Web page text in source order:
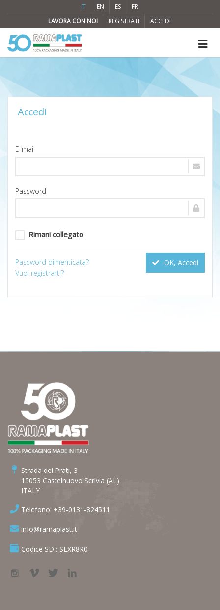
IT EN ES
FR
LAVORA CON NOI
REGISTRATI ACCEDI
Accedi
E-mail
Password
Rimani collegato
OK, Accedi
Password dimenticata?
Vuoi registrarti?
Strada dei Prati, 3
15053 Castelnuovo Scrivia (AL)
ITALY
Telefono: +39-0131-824511
info@ramaplast.it
Codice SDI: SLXR8R0